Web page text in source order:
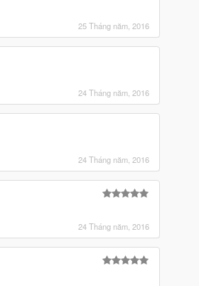
25 Tháng năm, 2016
24 Tháng năm, 2016
24 Tháng năm, 2016
24 Tháng năm, 2016